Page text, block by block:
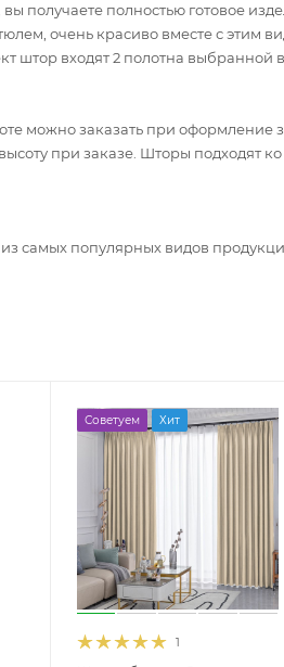
получаете полностью готовое
очень красиво вместе с
штор входят 2 полотна
можно заказать при оформление
при заказе. Шторы подходят
самых популярных видов
Советуем Хит
1